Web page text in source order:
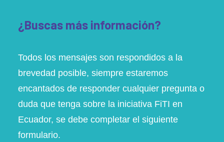
¿Buscas más información?
Todos los mensajes son respondidos a la
brevedad posible, siempre estaremos
encantados de responder cualquier pregunta o
duda que tenga sobre la iniciativa FiTI en
Ecuador, se debe completar el siguiente
formulario.